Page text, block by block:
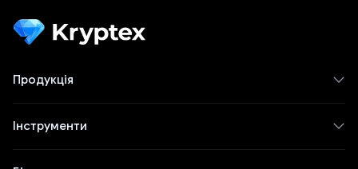
Продукція
Інструменти